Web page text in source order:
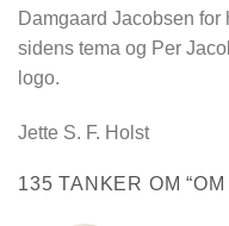
Damgaard Jacobsen
sidens tema og Per
logo.
Jette S. F. Holst
135 TANKER OM “